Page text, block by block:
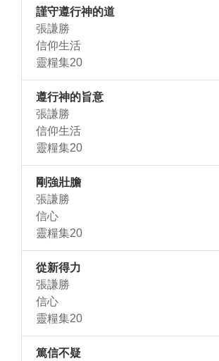
謹守遵行神的道
張謙勝
信仰生活
靈糧集20
遵行神的旨意
張謙勝
信仰生活
靈糧集20
剛強壯膽
張謙勝
信心
靈糧集20
從新得力
張謙勝
信心
靈糧集20
篤信不疑